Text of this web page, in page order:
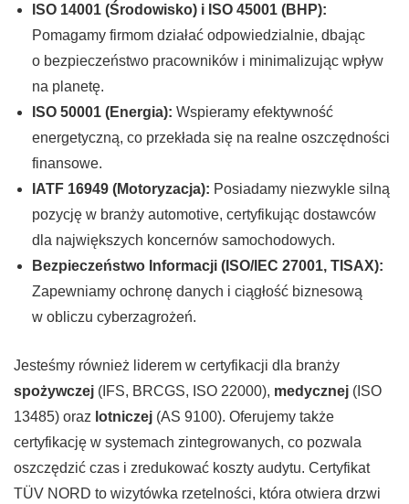
ISO 14001 (Środowisko) i ISO 45001 (BHP):
Pomagamy firmom działać odpowiedzialnie, dbając
o bezpieczeństwo pracowników i minimalizując wpływ
na planetę.
ISO 50001 (Energia): Wspieramy efektywność
energetyczną, co przekłada się na realne oszczędności
finansowe.
IATF 16949 (Motoryzacja): Posiadamy niezwykle silną
pozycję w branży automotive, certyfikując dostawców
dla największych koncernów samochodowych.
Bezpieczeństwo Informacji (ISO/IEC 27001, TISAX):
Zapewniamy ochronę danych i ciągłość biznesową
w obliczu cyberzagrożeń.
Jesteśmy również liderem w certyfikacji dla branży
spożywczej (IFS, BRCGS, ISO 22000), medycznej (ISO
13485) oraz lotniczej (AS 9100). Oferujemy także
certyfikację w systemach zintegrowanych, co pozwala
oszczędzić czas i zredukować koszty audytu. Certyfikat
TÜV NORD to wizytówka rzetelności, która otwiera drzwi